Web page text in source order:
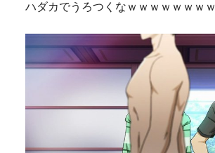
ハダカでうろつくなｗｗｗｗｗｗｗｗ